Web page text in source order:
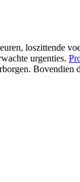
loszittende
urgenties.
Bovendien